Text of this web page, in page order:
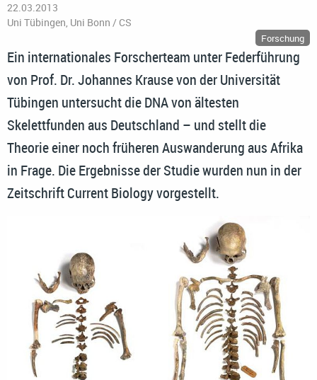
22.03.2013
Uni Tübingen, Uni Bonn / CS
Forschung
Ein internationales Forscherteam unter Federführung
von Prof. Dr. Johannes Krause von der Universität
Tübingen untersucht die DNA von ältesten
Skelettfunden aus Deutschland – und stellt die
Theorie einer noch früheren Auswanderung aus Afrika
in Frage. Die Ergebnisse der Studie wurden nun in der
Zeitschrift Current Biology vorgestellt.